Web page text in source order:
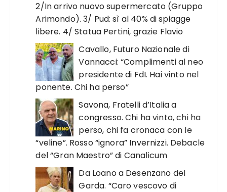
2/In arrivo nuovo supermercato (Gruppo
Arimondo). 3/ Pud: sì al 40% di spiagge
libere. 4/ Statua Pertini, grazie Flavio
Cavallo, Futuro Nazionale di
Vannacci: “Complimenti al neo
presidente di FdI. Hai vinto nel
ponente. Chi ha perso”
Savona, Fratelli d’Italia a
congresso. Chi ha vinto, chi ha
perso, chi fa cronaca con le
“veline”. Rosso “ignora” Invernizzi. Debacle
del “Gran Maestro” di Canalicum
Da Loano a Desenzano del
Garda. “Caro vescovo di